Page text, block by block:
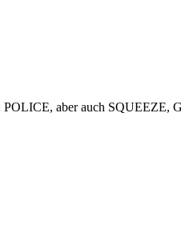
aber auch SQUEEZE,